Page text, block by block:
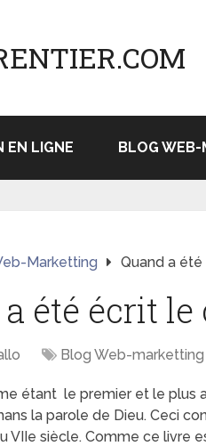
EN LIGNE BLOG WEB-
Marketting Quand a
été écrit le
Blog Web-marketting
étant le premier et le plus
la parole de Dieu. Ceci
VIIe siècle. Comme ce livre